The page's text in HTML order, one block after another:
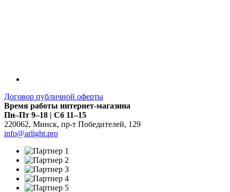
Договор публичной оферты
Время работы интернет-магазина
Пн–Пт 9–18 | Сб 11–15
220062, Минск, пр-т Победителей, 129
info@arlight.pro